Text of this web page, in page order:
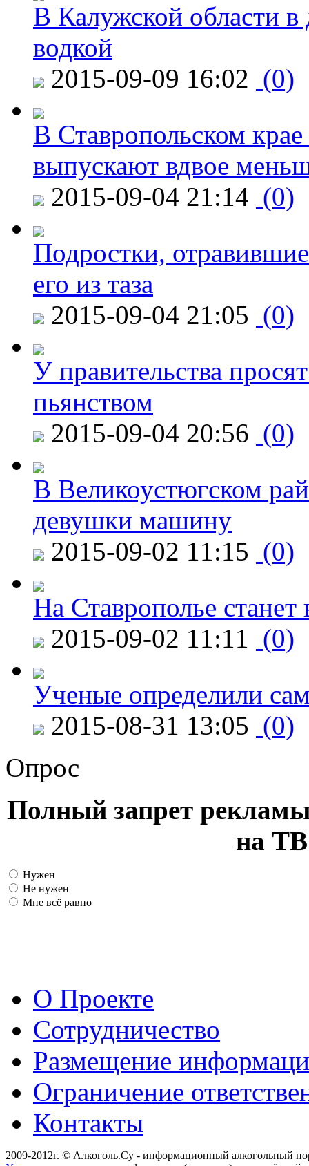
В Калужской области в
водкой
2015-09-09 16:02 (0)
В Ставропольском
выпускают вдвое
2015-09-04 21:14 (0)
Подростки,
его из таза
2015-09-04 21:05 (0)
У правительства
пьянством
2015-09-04 20:56 (0)
В Великоустюгском
девушки машину
2015-09-02 11:15 (0)
На Ставрополье
2015-09-02 11:11 (0)
Ученые определили
2015-08-31 13:05 (0)
Опрос
Полный запрет
на ТВ
Нужен
Не нужен
Мне всё равно
О Проекте
Сотрудничество
Размещение
Ограничение
Контакты
2009-2012г. © Алкоголь.Су - информационный алкогольный